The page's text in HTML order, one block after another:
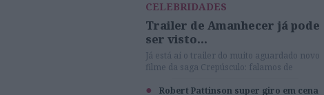
CELEBRIDADES
Trailer de Amanhecer já pode
ser visto...
Já está aí o trailer do muito aguardado novo
filme da saga Crepúsculo: falamos de
de Bella e Edward. Os fãs já se podem
Robert Pattinson super giro em cena